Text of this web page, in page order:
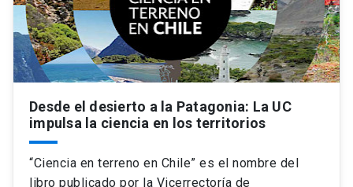
Desde el desierto a la Patagonia: La UC
impulsa la ciencia en los territorios
“Ciencia en terreno en Chile” es el nombre del
libro publicado por la Vicerrectoría de